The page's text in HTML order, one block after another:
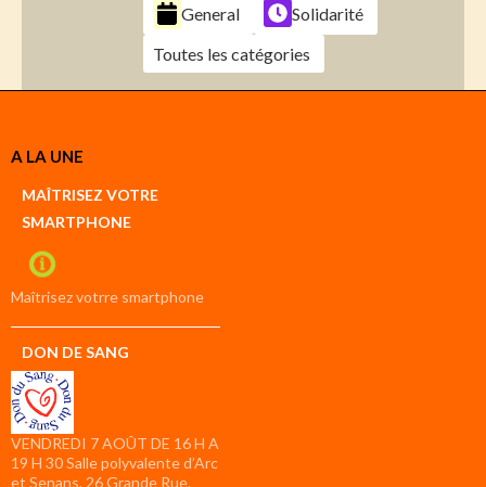
General
Solidarité
Toutes les catégories
Créer
compte
compte
A LA UNE
MAÎTRISEZ VOTRE
SMARTPHONE
Maîtrisez votrre smartphone
DON DE SANG
VENDREDI 7 AOÛT DE 16 H A
19 H 30 Salle polyvalente d’Arc
et Senans, 26 Grande Rue.